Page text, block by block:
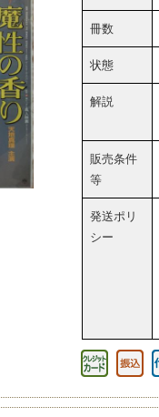
冊数
状態
解説
販売条件
等
発送ポリ
シー